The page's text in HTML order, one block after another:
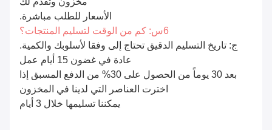
الأسعار للطلب مباشرة.
6س: كم من الوقت لتسليم المنتجات؟
ج: تاريخ التسليم الدقيق تحتاج إلى وفقا لأسلوبك والكمية.
عادة في غضون 15 أيام عمل
بعد 30 يوماً من الحصول على 30% من الدفع المسبق إذا
اخترت العناصر التي لدينا في المخزون
يمكننا تسليمها خلال 3 أيام